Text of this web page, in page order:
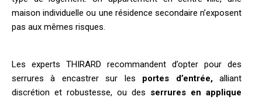
maison individuelle ou une résidence secondaire n’exposent
pas aux mêmes risques.
Les experts THIRARD recommandent d’opter pour des
serrures à encastrersur les portes d’entrée,alliant
discrétion et robustesse, ou des serrures en applique